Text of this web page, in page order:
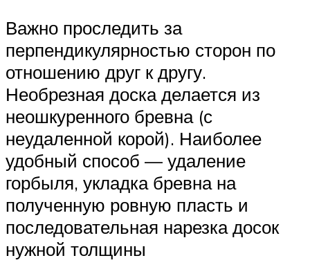
Важно проследить за
перпендикулярностью сторон по
отношению друг к другу.
Необрезная доска делается из
неошкуренного бревна (с
неудаленной корой). Наиболее
удобный способ — удаление
горбыля, укладка бревна на
полученную ровную пласть и
последовательная нарезка досок
нужной толщины